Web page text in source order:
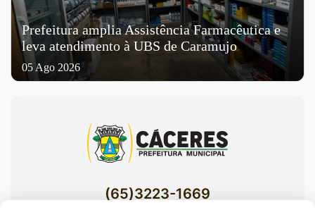
Prefeitura amplia Assistência Farmacêutica e
leva atendimento à UBS de Caramujo
05 Ago 2026
(65)3223-1669